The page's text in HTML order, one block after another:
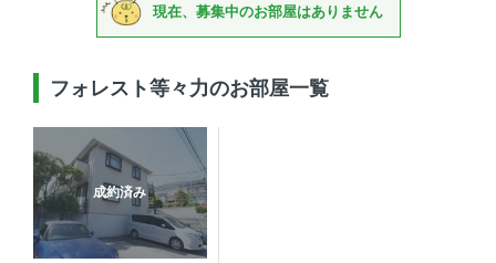
現在、募集中のお部屋はありません
フォレスト等々力のお部屋一覧
成約済み